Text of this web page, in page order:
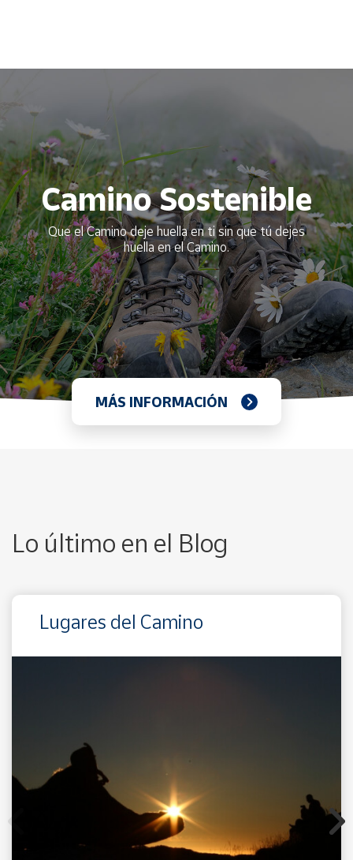
Camino Sostenible
Que el Camino deje huella en ti sin que tú dejes
huella en el Camino.
MÁS INFORMACIÓN
Lo último en el Blog
Lugares del Camino